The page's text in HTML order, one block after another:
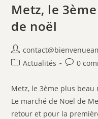
Metz, le
de noël
Actualités
0
Metz, le 3ème plus
Le marché de Noël de
retour et pour la